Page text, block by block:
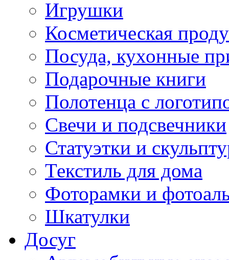
Игрушки
Косметическая
Посуда, кухонные
Подарочные книги
Полотенца с
Свечи и подсвечники
Статуэтки и
Текстиль для дома
Фоторамки и
Шкатулки
Досуг